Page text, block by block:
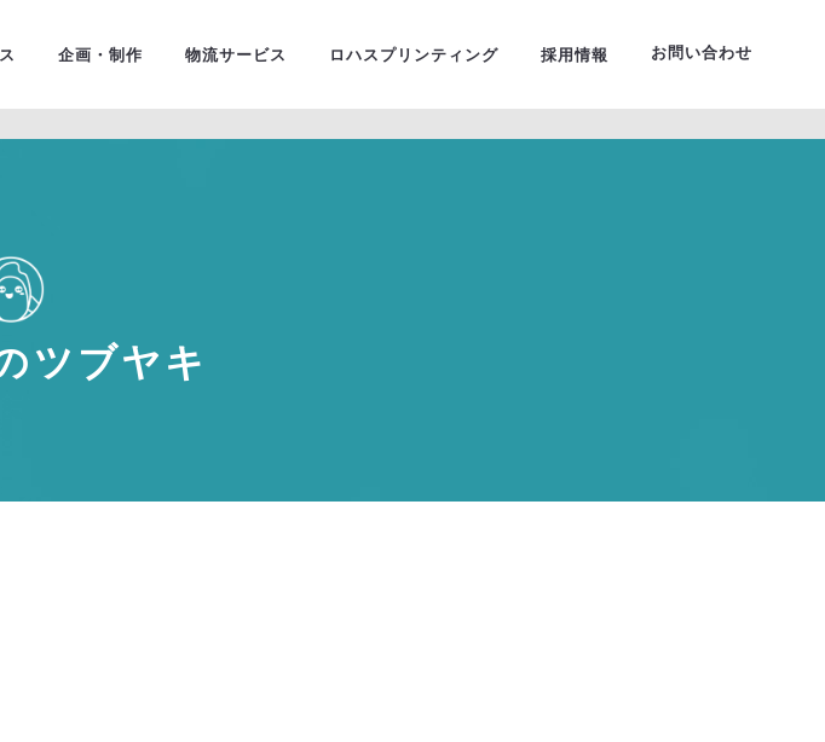
企画・制作 物流サービス ロハスプリンティング 採用情報 お問い合わせ
ツブヤキ